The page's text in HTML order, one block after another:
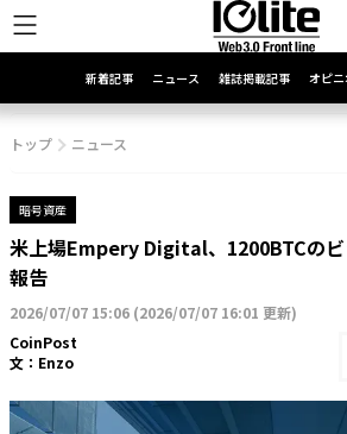
新着記事 ニュース 雑誌掲載記事 オピ
トップ ニュース
暗号資産
米上場Empery Digital、1200BTCのビ
報告
2026/07/07 15:06 (2026/07/07 16:01 更新)
CoinPost
文： Enzo